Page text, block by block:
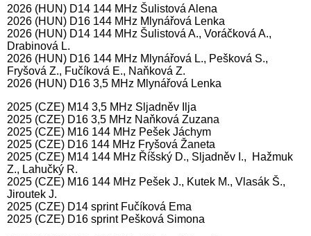
2026 (HUN) D14 144 MHz Šulistová Alena
2026 (HUN) D16 144 MHz Mlynářová Lenka
2026 (HUN) D14 144 MHz Šulistová A., Voráčková A.,
Drabinová L.
2026 (HUN) D16 144 MHz Mlynářová L., Pešková S.,
Fryšová Z., Fučíková E., Naňková Z.
2026 (HUN) D16 3,5 MHz Mlynářová Lenka
2025 (CZE) M14 3,5 MHz Sljadněv Ilja
2025 (CZE) D16 3,5 MHz Naňková Zuzana
2025 (CZE) M16 144 MHz Pešek Jáchym
2025 (CZE) D16 144 MHz Fryšová Žaneta
2025 (CZE) M14 144 MHz Říšský D., Sljadněv I., Hažmuk
Z., Lahučký R.
2025 (CZE) M16 144 MHz Pešek J., Kutek M., Vlasák Š.,
Jiroutek J.
2025 (CZE) D14 sprint Fučíková Ema
2025 (CZE) D16 sprint Pešková Simona